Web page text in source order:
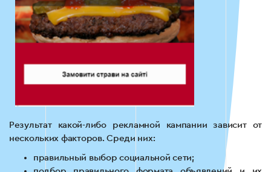
Результат какой-либо рекламной кампании зависит от
нескольких факторов. Среди них:
правильный выбор социальной сети;